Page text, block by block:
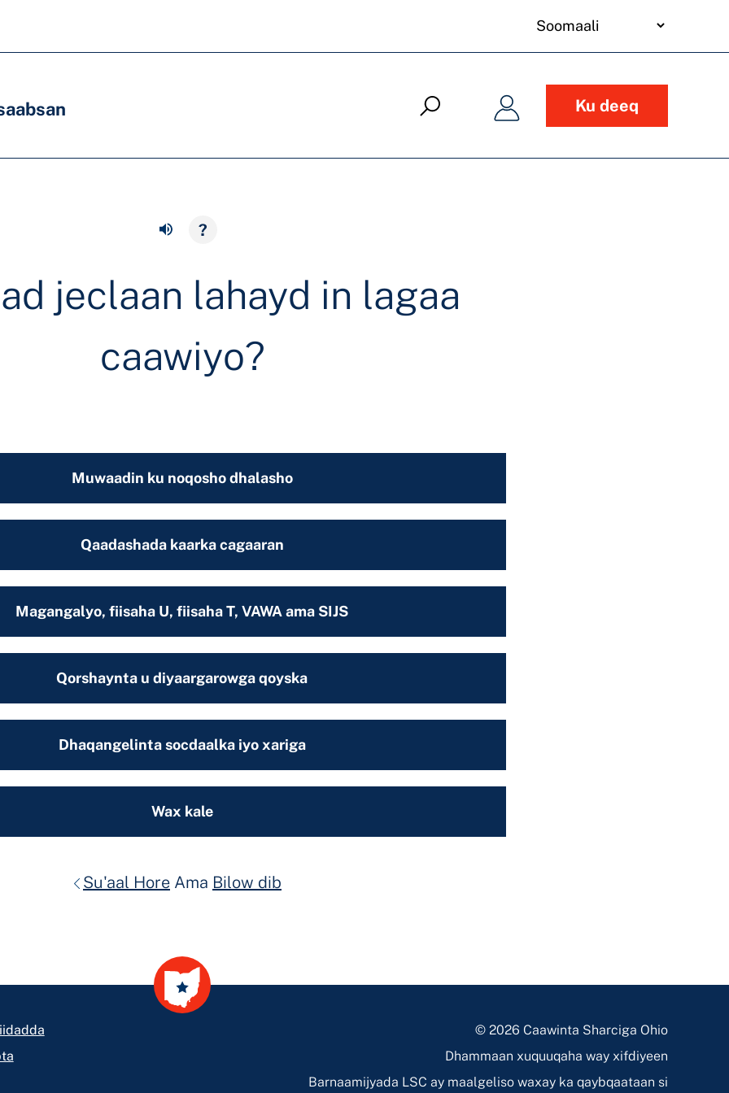
Ku deeq
?
jeclaan lahayd in lagaa
caawiyo?
Muwaadin ku noqosho dhalasho
Qaadashada kaarka cagaaran
Magangalyo, fiisaha U, fiisaha T, VAWA ama SIJS
Qorshaynta u diyaargarowga qoyska
Dhaqangelinta socdaalka iyo xariga
Wax kale
Su'aal Hore Ama Bilow dib
© 2026 Caawinta Sharciga Ohio
Dhammaan xuquuqaha way xifdiyeen
Barnaamijyada LSC ay maalgeliso waxay ka qaybqaataan si